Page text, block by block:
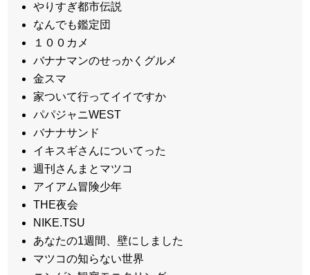
やりすぎ都市伝説
なんでも鑑定団
１００カメ
バナナマンのせっかくグルメ
金スマ
家ついて行ってイイですか
パパジャニWEST
バナナサンド
イキスギさんについてった
週刊さんまとマツコ
アイアム冒険少年
THE夜会
NIKE.TSU
あなたの1週間、壁にしました
マツコの知らない世界